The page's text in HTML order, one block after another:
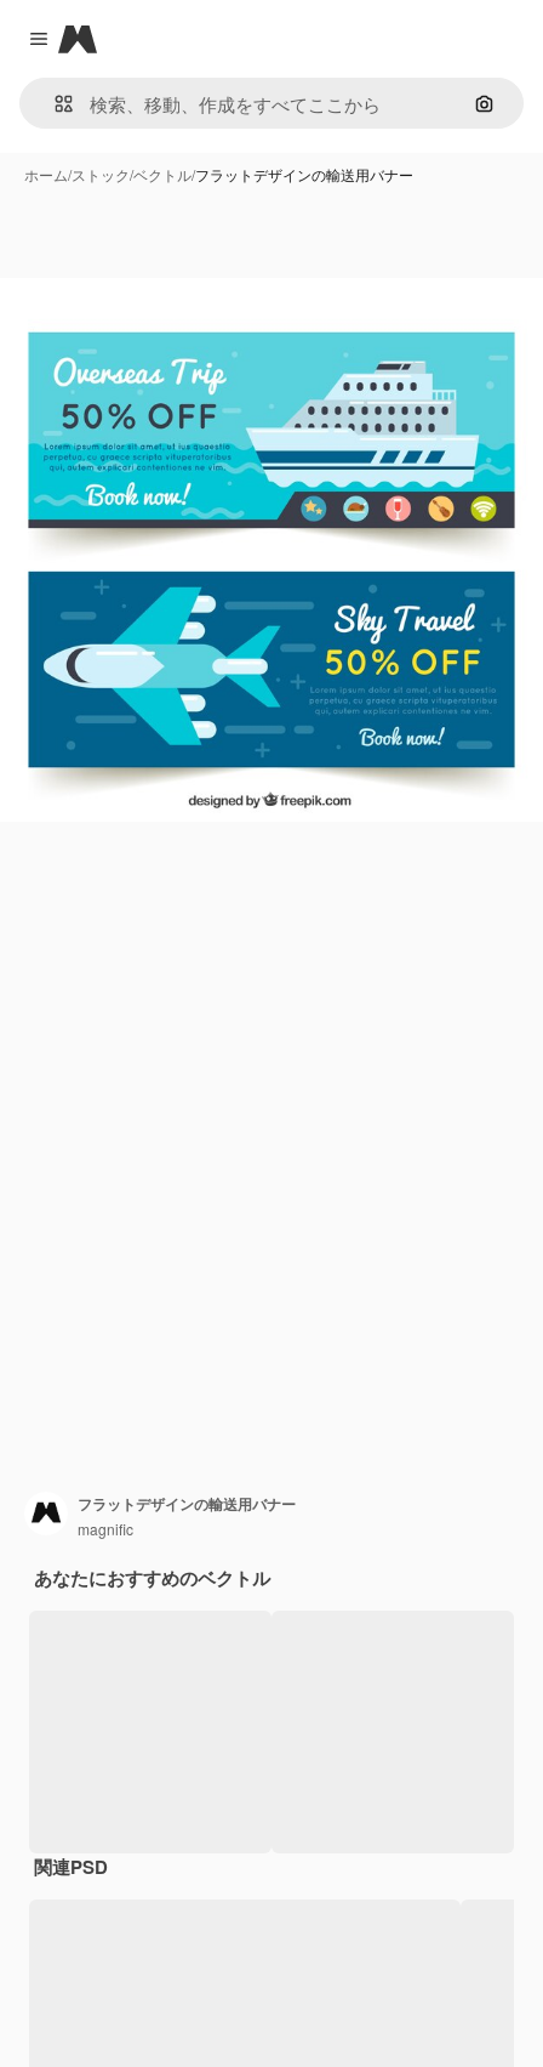
Close menu
Magnific
画像で
ホーム/ストック/ベクトル/フラットデザインの輸送用バナー
フラットデザインの輸送用バナー
magnific
あなたにおすすめのベクトル
関連PSD